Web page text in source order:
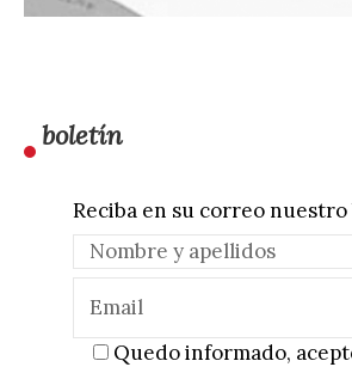
boletín
Reciba en su correo
Quedo informado,